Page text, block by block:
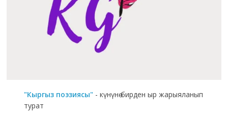
"Кыргыз поэзиясы" - күнүнө бирден ыр жарыяланып
турат